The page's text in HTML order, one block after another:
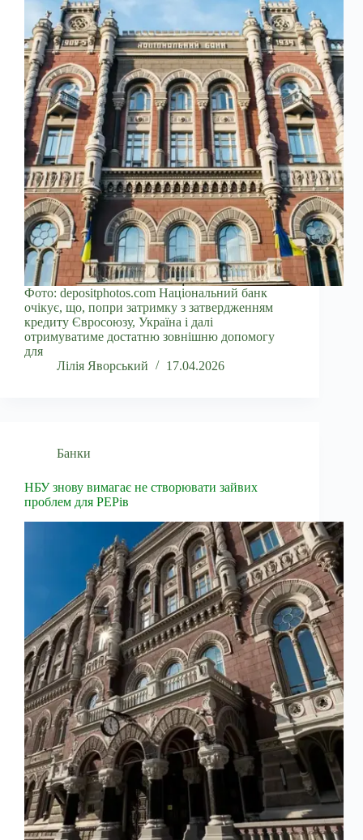
Фото: depositphotos.com Національний банк
очікує, що, попри затримку з затвердженням
кредиту Євросоюзу, Україна і далі
отримуватиме достатню зовнішню допомогу
для
Лілія Яворський
17.04.2026
Банки
НБУ знову вимагає не створювати зайвих
проблем для PEPів